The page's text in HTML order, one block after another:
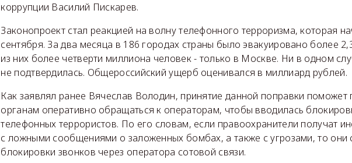
коррупции Василий Пискарев.
Законопроект стал реакцией на волну телефонного терроризма, которая
сентября. За два месяца в 186 городах страны было эвакуировано более
из них более четверти миллиона человек - только в Москве. Ни в одном
не подтвердилась. Общероссийский ущерб оценивался в миллиард рублей.
Как заявлял ранее Вячеслав Володин, принятие данной поправки поможет
органам оперативно обращаться к операторам, чтобы вводилась
телефонных террористов. По его словам, если правоохранители получат
с ложными сообщениями о заложенных бомбах, а также с угрозами, то они
блокировки звонков через оператора сотовой связи.